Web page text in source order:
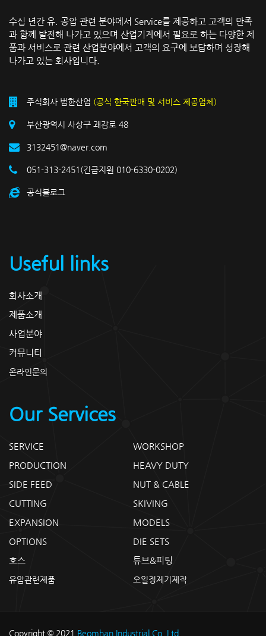
수십 년간 유. 공압 관련 분야에서 Service를 제공하고 고객의 만족
과 함께 발전해 나가고 있으며 산업기계에서 필요로 하는 다양한 제
품과 서비스로 관련 산업분야에서 고객의 요구에 보답하며 성장해
나가고 있는 회사입니다.
주식회사 범한산업 (공식 한국판매 및 서비스 제공업체)
부산광역시 사상구 괘감로 48
3132451@naver.com
051-313-2451(긴급지원 010-6330-0202)
공식블로그
Useful links
회사소개
제품소개
사업분야
커뮤니티
온라인문의
Our Services
SERVICE
WORKSHOP
PRODUCTION
HEAVY DUTY
SIDE FEED
NUT & CABLE
CUTTING
SKIVING
EXPANSION
MODELS
OPTIONS
DIE SETS
호스
튜브&피팅
유압관련제품 오일정제기제작
Copyright © 2021 Beomhan Industrial Co. Ltd.